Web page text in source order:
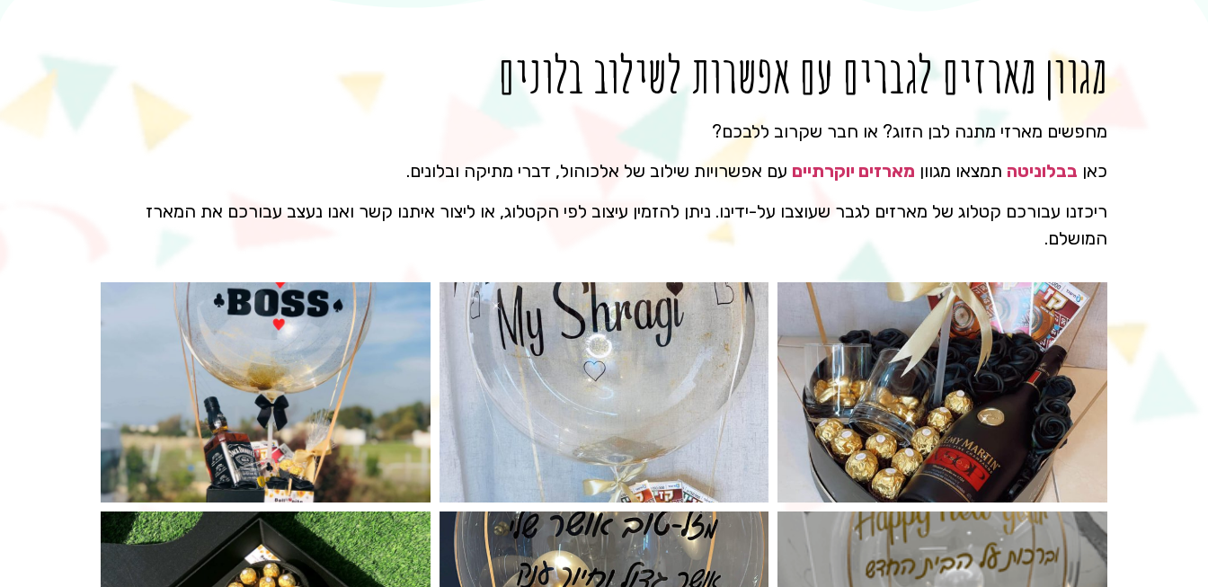
מגוון מארזים לגברים עם אפשרות לשילוב בלונים
מחפשים מארזי מתנה לבן הזוג? או חבר שקרוב ללבכם?
כאן בבלוניטה תמצאו מגוון מארזים יוקרתיים עם אפשרויות שילוב של אלכוהול, דברי מתיקה ובלונים.
ריכזנו עבורכם קטלוג של מארזים לגבר שעוצבו על-ידינו. ניתן להזמין עיצוב לפי הקטלוג, או ליצור איתנו קשר ואנו נעצב עבורכם את המארז
המושלם.